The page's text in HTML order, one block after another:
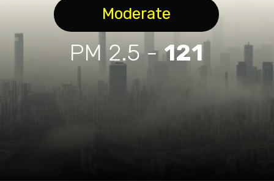
PM 2.5 -121
Moderate